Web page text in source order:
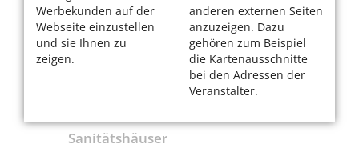
Werbekunden auf der
Webseite einzustellen
und sie Ihnen zu
zeigen.
anderen externen Seiten
anzuzeigen. Dazu
gehören zum Beispiel
die Kartenausschnitte
bei den Adressen der
Veranstalter.
Gesundheitsversorgung
Krankenhäuser
Sanitätshäuser